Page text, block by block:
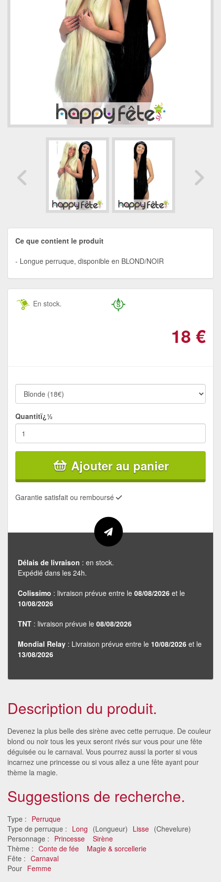
Ce que contient le produit
Longue perruque, disponible en BLOND/NOIR
En stock.
18 €
Quantitï¿½
Ajouter au panier
Garantie satisfait ou remboursé
Délais de livraison : en stock.
Expédié dans les 24h.
Colissimo : livraison prévue entre le 08/08/2026 et le
10/08/2026
TNT : livraison prévue le 08/08/2026
Mondial Relay : Livraison prévue entre le 10/08/2026 et le
13/08/2026
Description du produit.
Devenez la plus belle des sirène avec cette perruque. De couleur
blond ou noir tous les yeux seront rivés sur vous pour une fête
déguisée ou le carnaval. Vous pourrez aussi la porter si vous
incarnez une princesse ou si vous allez a une fête ayant pour
thème la magie.
Suggestions de recherche.
Type : Perruque
Type de perruque : Long (Longueur) Lisse (Chevelure)
Personnage : Princesse
Sirène
Thème : Conte de fée
Magie & sorcellerie
Fête : Carnaval
Pour Femme